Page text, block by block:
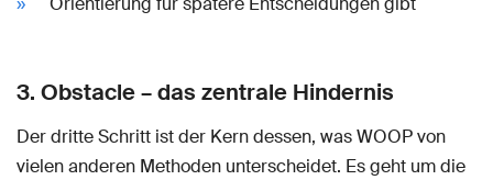
3. Obstacle – das zentrale Hindernis
Der dritte Schritt ist der Kern dessen, was WOOP von
vielen anderen Methoden unterscheidet. Es geht um die